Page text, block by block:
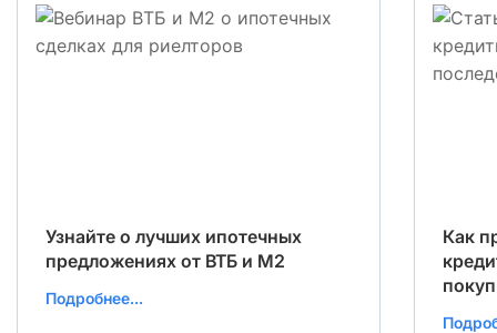
Узнайте о лучших ипотечных
предложениях от ВТБ и М2
Подробнее...
Как